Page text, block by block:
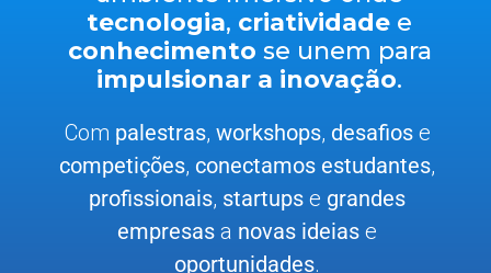
tecnologia, criatividade e
conhecimento se unem para
impulsionar a inovação.
Com palestras, workshops, desafiose
competições, conectamos estudantes,
profissionais, startupse grandes
empresasa novas ideiase
oportunidades.